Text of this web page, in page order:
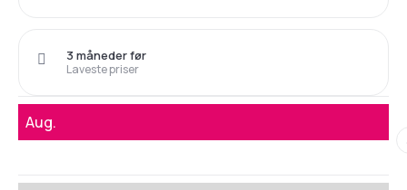
Laveste priser
3 måneder før
Aug.